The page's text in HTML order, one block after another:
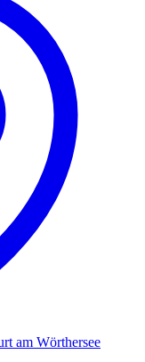
am Wörthersee